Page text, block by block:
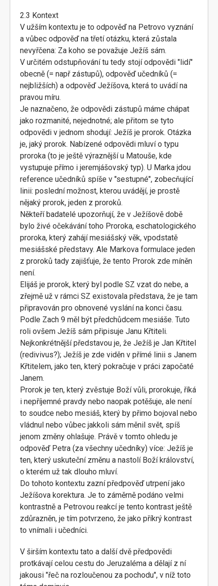
2.3 Kontext
V užším kontextu je to odpověď na Petrovo vyznání
a vůbec odpověď na třetí otázku, která zůstala
nevyřčena: Za koho se považuje Ježíš sám.
V určitém odstupňování tu tedy stojí odpovědi "lidí"
obecně (= např zástupů), odpověď učedníků (=
nejbližších) a odpověď Ježíšova, která to uvádí na
pravou míru.
Je naznačeno, že odpovědi zástupů máme chápat
jako rozmanité, nejednotné; ale přitom se tyto
odpovědi v jednom shodují: Ježíš je prorok. Otázka
je, jaký prorok. Nabízené odpovědi mluví o typu
proroka (to je ještě výraznější u Matouše, kde
vystupuje přímo i jeremjášovský typ). U Marka jdou
reference učedníků spíše v "sestupné", zobecňující
linii: poslední možnost, kterou uvádějí, je prostě
nějaký prorok, jeden z proroků.
Někteří badatelé upozorňují, že v Ježíšově době
bylo živé očekávání toho Proroka, eschatologického
proroka, který zahájí mesiášský věk, vpodstatě
mesiášské představy. Ale Markova formulace jeden
z proroků tady zajišťuje, že tento Prorok zde míněn
není.
Elijáš je prorok, který byl podle SZ vzat do nebe, a
zřejmě už v rámci SZ existovala představa, že je tam
připravován pro obnovené vyslání na konci času.
Podle Zach 9 měl být předchůdcem mesiáše. Tuto
roli ovšem Ježíš sám připisuje Janu Křtiteli.
Nejkonkrétnější představou je, že Ježíš je Jan Křtitel
(redivivus?); Ježíš je zde viděn v přímé linii s Janem
Křtitelem, jako ten, který pokračuje v práci započaté
Janem.
Prorok je ten, který zvěstuje Boží vůli, prorokuje, říká
i nepříjemné pravdy nebo naopak potěšuje, ale není
to soudce nebo mesiáš, který by přimo bojoval nebo
vládnul nebo vůbec jakkoli sám měnil svět, spíš
jenom změny ohlašuje. Právě v tomto ohledu je
odpověď Petra (za všechny učedníky) více: Ježíš je
ten, který uskuteční změnu a nastolí Boží království,
o kterém už tak dlouho mluví.
Do tohoto kontextu zazní předpověď utrpení jako
Ježíšova korektura. Je to záměrně podáno velmi
kontrastně a Petrovou reakcí je tento kontrast ještě
zdůrazněn, je tím potvrzeno, že jako příkrý kontrast
to vnímali i učedníci.
V širším kontextu tato a další dvě předpovědi
protkávají celou cestu do Jeruzaléma a dělají z ní
jakousi "řeč na rozloučenou za pochodu", v níž toto